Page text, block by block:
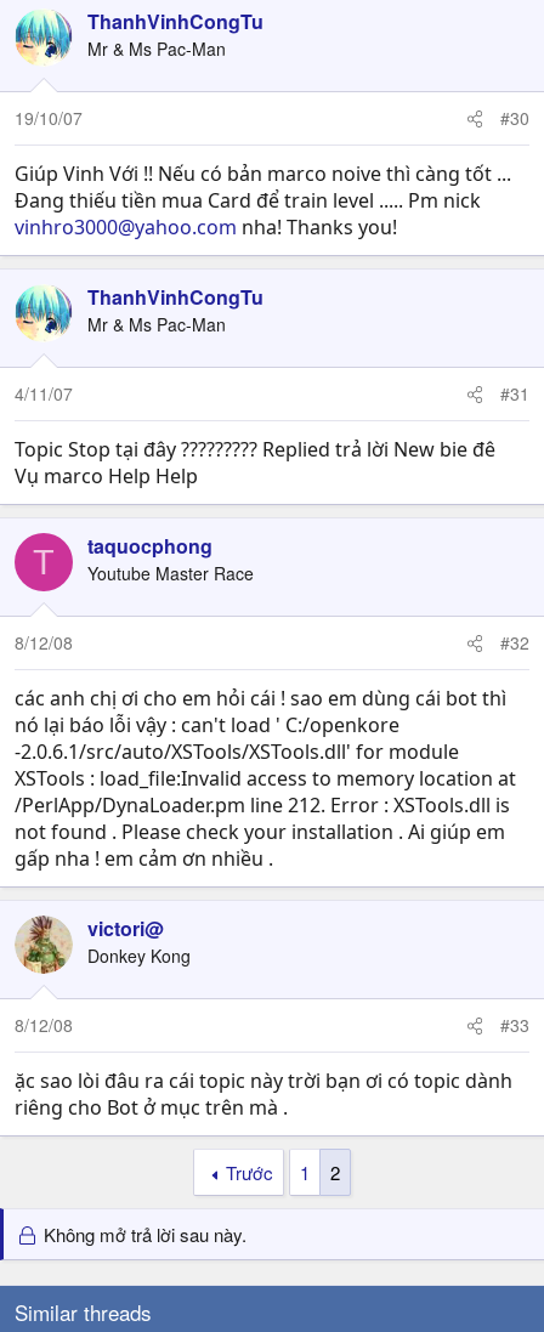
pickupitems.txt
Mã:
all -1
items_control.txt
witherless rose 0 1 0
cái bán đc 27k, chuẩn bị cho nó cái card creammy, hết
mana (5%) thì nó ngồi đợi hồi đến (50%) thì đánh tiếp
ThanhVinhCongTu
Mr & Ms Pac-Man
19/10/07 #30
Giúp Vinh Với !! Nếu có bản marco noive thì càng tốt ...
Đang thiếu tiền mua Card để train level ..... Pm nick
vinhro3000@yahoo.com nha! Thanks you!
ThanhVinhCongTu
Mr & Ms Pac-Man
4/11/07 #31
Topic Stop tại đây ????????? Replied trả lời New bie đê
Vụ marco Help Help
T taquocphong
Youtube Master Race
8/12/08 #32
các anh chị ơi cho em hỏi cái ! sao em dùng cái bot thì
nó lại báo lỗi vậy : can't load ' C:/openkore
-2.0.6.1/src/auto/XSTools/XSTools.dll' for module
XSTools : load_file:Invalid access to memory location at
/PerlApp/DynaLoader.pm line 212. Error : XSTools.dll is
not found . Please check your installation . Ai giúp em
gấp nha ! em cảm ơn nhiều .
victori@
Donkey Kong
8/12/08 #33
ặc sao lòi đâu ra cái topic này trời bạn ơi có topic dành
riêng cho Bot ở mục trên mà .
Trước 1 2
Không mở trả lời sau này.
Similar threads